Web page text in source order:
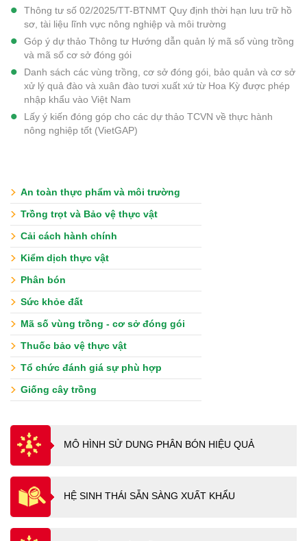
Thông tư số 02/2025/TT-BTNMT Quy định thời hạn lưu trữ hồ
sơ, tài liệu lĩnh vực nông nghiệp và môi trường
Góp ý dự thảo Thông tư Hướng dẫn quản lý mã số vùng trồng
và mã số cơ sở đóng gói
Danh sách các vùng trồng, cơ sở đóng gói, bảo quản và cơ sở
xử lý quả đào và xuân đào tươi xuất xứ từ Hoa Kỳ được phép
nhập khẩu vào Việt Nam
Lấy ý kiến đóng góp cho các dự thảo TCVN về thực hành
nông nghiệp tốt (VietGAP)
An toàn thực phẩm và môi trường
Trồng trọt và Bảo vệ thực vật
Cải cách hành chính
Kiểm dịch thực vật
Phân bón
Sức khỏe đất
Mã số vùng trồng - cơ sở đóng gói
Thuốc bảo vệ thực vật
Tổ chức đánh giá sự phù hợp
Giống cây trồng
MÔ HÌNH SỬ DUNG PHÂN BÓN HIỆU QUẢ
HỆ SINH THÁI SẴN SÀNG XUẤT KHẨU